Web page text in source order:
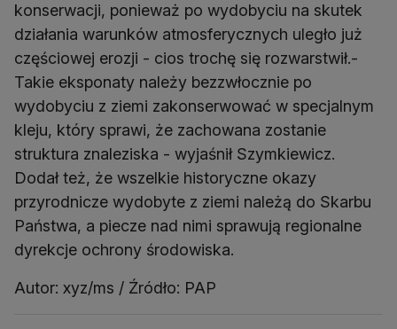
konserwacji, ponieważ po wydobyciu na skutek
działania warunków atmosferycznych uległo już
częściowej erozji - cios trochę się rozwarstwił.-
Takie eksponaty należy bezzwłocznie po
wydobyciu z ziemi zakonserwować w specjalnym
kleju, który sprawi, że zachowana zostanie
struktura znaleziska - wyjaśnił Szymkiewicz.
Dodał też, że wszelkie historyczne okazy
przyrodnicze wydobyte z ziemi należą do Skarbu
Państwa, a piecze nad nimi sprawują regionalne
dyrekcje ochrony środowiska.
Autor: xyz/ms / Źródło: PAP